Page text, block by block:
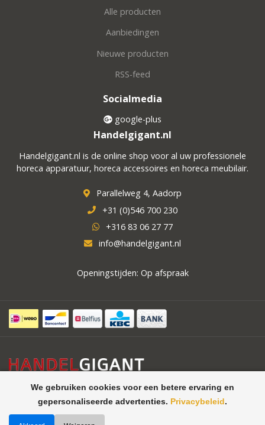
We gebruiken cookies voor een betere ervaring en
gepersonaliseerde advertenties. Privacybeleid.
Alle producten
Aanbiedingen
Nieuwe producten
RSS-feed
Socialmedia
google-plus
Handelgigant.nl
Handelgigant.nl is de online shop voor al uw professionele
horeca apparatuur, horeca accessoires en horeca meubilair.
Parallelweg 4, Aadorp
+31 (0)546 700 230
+316 83 06 27 77
info@handelgigant.nl
Openingstijden: Op afspraak